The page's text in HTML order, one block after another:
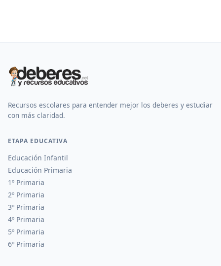
Recursos escolares para entender mejor los deberes y estudiar
con más claridad.
ETAPA EDUCATIVA
Educación Infantil
Educación Primaria
1º Primaria
2º Primaria
3º Primaria
4º Primaria
5º Primaria
6º Primaria